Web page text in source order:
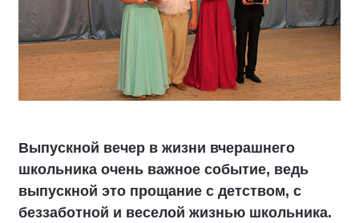
Выпускной вечер в жизни вчерашнего
школьника очень важное событие, ведь
выпускной это прощание с детством, с
беззаботной и веселой жизнью школьника.